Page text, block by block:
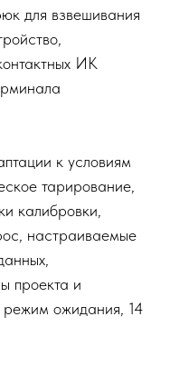
для взвешивания
ИК
к условиям
тарирование,
калибровки,
настраиваемые
проекта и
режим ожидания, 14